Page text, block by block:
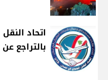
اتحاد
بالتراجع